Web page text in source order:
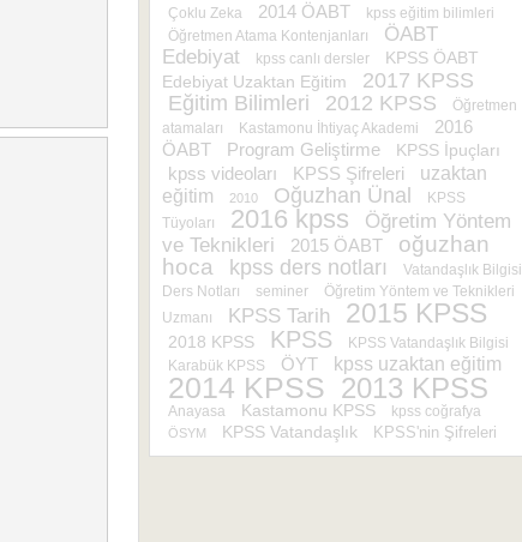
Çoklu Zeka 2014 ÖABT kpss eğitim bilimleri
Öğretmen Atama Kontenjanları
ÖABT
Edebiyat
kpss canlı dersler
KPSS ÖABT
Edebiyat Uzaktan Eğitim
2017 KPSS
Eğitim Bilimleri
2012 KPSS
Öğretmen
atamaları
Kastamonu İhtiyaç Akademi
2016
ÖABT
Program Geliştirme KPSS İpuçları
kpss videoları KPSS Şifreleri
uzaktan
eğitim
2010 Oğuzhan Ünal
KPSS
Tüyoları
2016 kpss
Öğretim Yöntem
ve Teknikleri
2015 ÖABT
oğuzhan
hoca
kpss ders notları
Vatandaşlık Bilgisi
Ders Notları
seminer
Öğretim Yöntem ve Teknikleri
Uzmanı
KPSS Tarih 2015 KPSS
2018 KPSS KPSS KPSS Vatandaşlık Bilgisi
Karabük KPSS ÖYT kpss uzaktan eğitim
2014 KPSS 2013 KPSS
Anayasa Kastamonu KPSS kpss coğrafya
ÖSYM KPSS Vatandaşlık KPSS'nin Şifreleri